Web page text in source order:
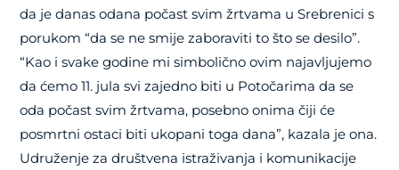
da je danas odana počast svim žrtvama u Srebrenici s
porukom “da se ne smije zaboraviti to što se desilo”.
“Kao i svake godine mi simbolično ovim najavljujemo
da ćemo 11. jula svi zajedno biti u Potočarima da se
oda počast svim žrtvama, posebno onima čiji će
posmrtni ostaci biti ukopani toga dana”, kazala je ona.
Udruženje za društvena istraživanja i komunikacije